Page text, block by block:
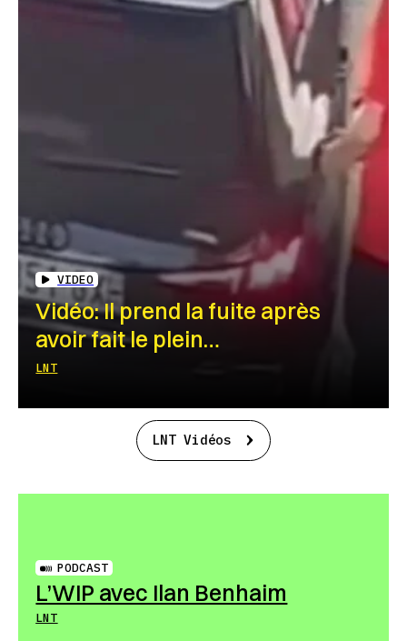
VIDEO
Vidéo: Il prend la fuite après
avoir fait le plein…
LNT
LNT Vidéos
PODCAST
L’WIP avec Ilan Benhaim
LNT